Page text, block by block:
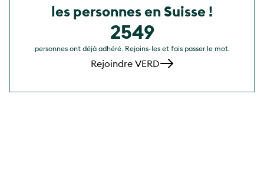
les personnes en Suisse !
2549
personnes ont déjà adhéré. Rejoins-les et fais passer le mot.
Rejoindre VERD